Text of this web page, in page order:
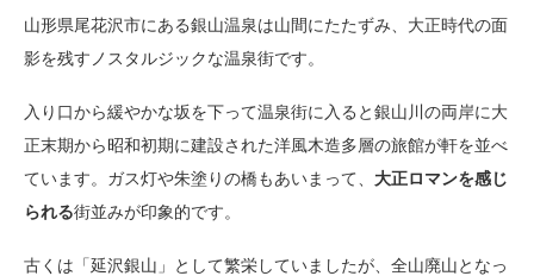
山形県尾花沢市にある銀山温泉は山間にたたずみ、大正時代の面
影を残すノスタルジックな温泉街です。
入り口から緩やかな坂を下って温泉街に入ると銀山川の両岸に大
正末期から昭和初期に建設された洋風木造多層の旅館が軒を並べ
ています。ガス灯や朱塗りの橋もあいまって、 大正ロマンを感じ
られる街並みが印象的です。
古くは「延沢銀山」として繁栄していましたが、全山廃山となっ